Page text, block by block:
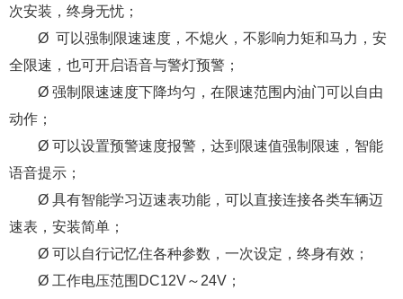
次安装，终身无忧；
Ø 可以强制限速速度，不熄火，不影响力矩和马力，安
全限速，也可开启语音与警灯预警；
Ø 强制限速速度下降均匀，在限速范围内油门可以自由
动作；
Ø 可以设置预警速度报警，达到限速值强制限速，智能
语音提示；
Ø 具有智能学习迈速表功能，可以直接连接各类车辆迈
速表，安装简单；
Ø 可以自行记忆住各种参数，一次设定，终身有效；
Ø 工作电压范围DC12V～24V；